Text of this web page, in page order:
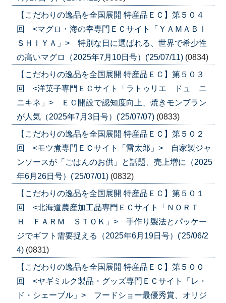
【こだわりの逸品を全国展開 特産品ＥＣ】第５０４
回 <マグロ・海の幸専門ＥＣサイト「ＹＡＭＡＢＩ
ＳＨＩＹＡ」> 特別な日に選ばれる、世界で希少性
の高いマグロ（2025年7月10日号）('25/07/11) (0834)
【こだわりの逸品を全国展開 特産品ＥＣ】第５０３
回 <洋菓子専門ＥＣサイト「ラトゥリエ ドュ ニ
ニキネ」> ＥＣ開設で認知度向上、焼きモンブラン
が人気（2025年7月3日号）('25/07/07) (0833)
【こだわりの逸品を全国展開 特産品ＥＣ】第５０２
回 <モツ煮専門ＥＣサイト「雷太郎」> 自家製ジャ
ンソースが「ごはんのお供」と話題、売上増に（2025
年6月26日号）('25/07/01) (0832)
【こだわりの逸品を全国展開 特産品ＥＣ】第５０１
回 <北海道農産加工品専門ＥＣサイト「ＮＯＲＴ
Ｈ ＦＡＲＭ ＳＴＯＫ」> 手作り製法とパッケー
ジでギフト需要捉える（2025年6月19日号）('25/06/2
4) (0831)
【こだわりの逸品を全国展開 特産品ＥＣ】第５００
回 <ヤギミルク製品・グッズ専門ＥＣサイト「レ・
ド・シェーブル」> フードショー最優秀賞、オリジ